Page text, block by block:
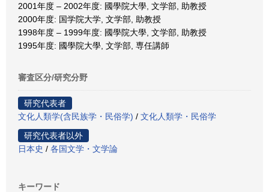
2001年度 – 2002年度: 國學院大學, 文学部, 助教授
2000年度: 国学院大学, 文学部, 助教授
1998年度 – 1999年度: 國學院大學, 文学部, 助教授
1995年度: 國學院大學, 文学部, 専任講師
審査区分/研究分野
研究代表者
文化人類学(含民族学・民俗学) / 文化人類学・民俗学
研究代表者以外
日本史 / 各国文学・文学論
キーワード